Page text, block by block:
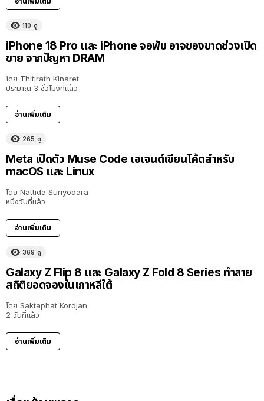
110 ดู
iPhone 18 Pro และ iPhone จอพับ อาจของขาดช่วงเปิด
ขาย จากปัญหา DRAM
โดย Thitirath Kinaret
ประมาณ 3 ชั่วโมงที่แล้ว
อ่านเพิ่มเติม
265 ดู
Meta เปิดตัว Muse Code เอเจนต์เขียนโค้ดสำหรับ
macOS และ Linux
โดย Nattida Suriyodara
หนึ่งวันที่แล้ว
อ่านเพิ่มเติม
369 ดู
Galaxy Z Flip 8 และ Galaxy Z Fold 8 Series ทำลาย
สถิติยอดจองในเกาหลีใต้
โดย Saktaphat Kordjan
2 วันที่แล้ว
อ่านเพิ่มเติม